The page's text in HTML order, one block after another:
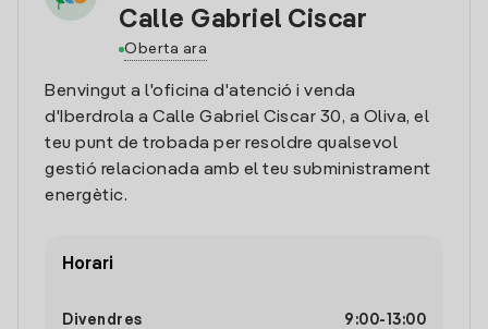
Calle Gabriel Ciscar
Oberta ara
Benvingut a l'oficina d'atenció i venda
d'Iberdrola a Calle Gabriel Ciscar 30, a Oliva, el
teu punt de trobada per resoldre qualsevol
gestió relacionada amb el teu subministrament
energètic.
Horari
Divendres 9:00- 13:00